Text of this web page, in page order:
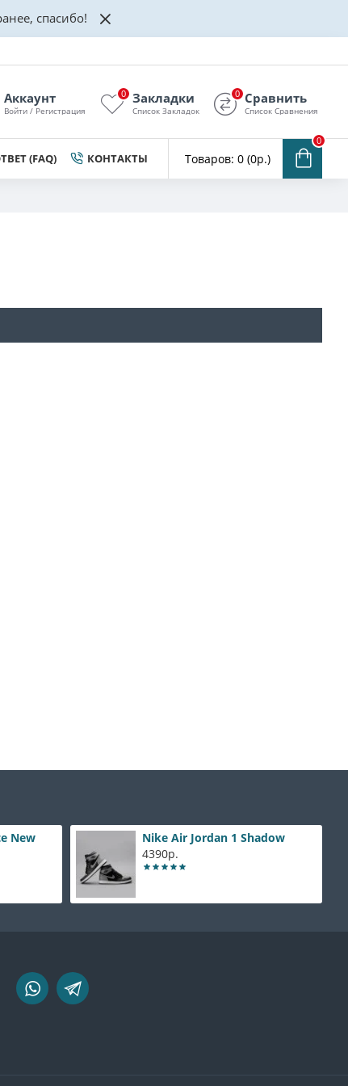
спасибо!
Аккаунт
Войти / Регистрация
Закладки
Список Закладок
0 Сравнить
Список Сравнения
0
(FAQ) КОНТАКТЫ Товаров: 0 (0р.)
0
New
Nike Air Jordan 1 Shadow
4390р.